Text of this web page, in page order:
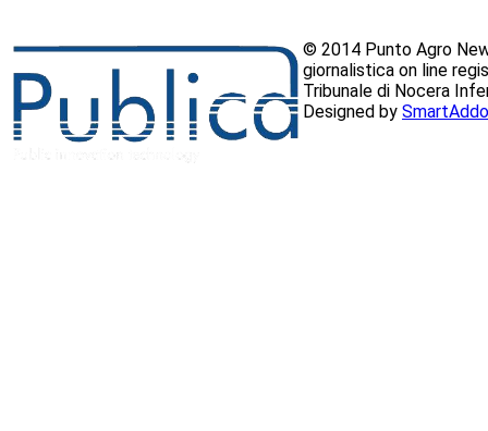
© 2014 Punto Agro
giornalistica on line
Tribunale di Nocera
Designed by